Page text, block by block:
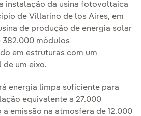
instalação da usina fotovoltaica
de Villarino de los Aires, em
de produção de energia solar
382.000 módulos
em estruturas com um
um eixo.
energia limpa suficiente para
equivalente a 27.000
emissão na atmosfera de 12.000